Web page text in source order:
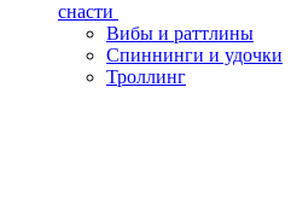
снасти
Вибы и раттлины
Спиннинги и удочки
Троллинг